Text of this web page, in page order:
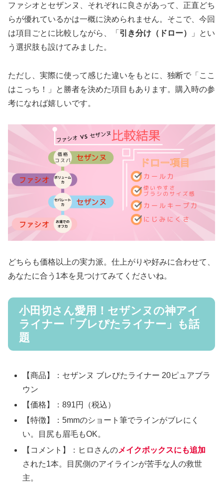
ファシオとセザンヌ、それぞれに良さがあって、正直どち
らが優れているかは一概に決められません。そこで、今回
は項目ごとに比較しながら、「 引き分け（ドロー）
」とい
う選択肢も設けてみました。
ただし、実際に使って感じた違いをもとに、独断で「ここ
はこっち！」と勝者を決めた項目もあります。購入時の参
考になれば嬉しいです。
どちらも価格以上の実力派。仕上がりや好みに合わせて、
あなたに合う1本を見つけてみてくださいね。
小田切さん愛用！セザンヌの神アイ
ライナー「ブレぴたライナー」も話
題
【商品】：セザンヌ ブレぴたライナー 20ピュアブラ
ウン
【価格】：891円（税込）
【特徴】：5mmのショート筆でラインがブレにく
い。目尻も眉毛もOK。
【コメント】：ヒロさんのメイクボックスにも追加
された1本。目尻側のアイラインが苦手な人の救世
主。